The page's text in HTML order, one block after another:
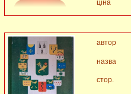
ціна
автор
назва
стор.